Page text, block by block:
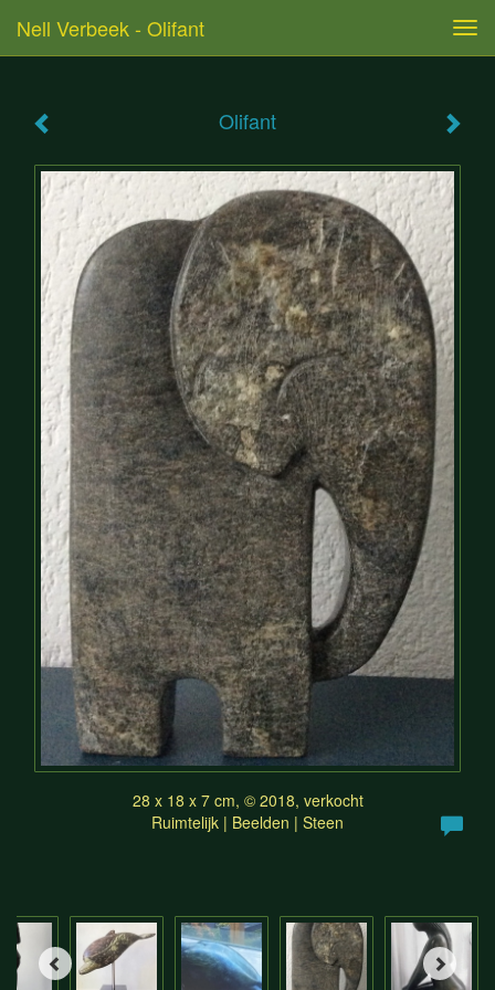
Nell Verbeek - Olifant
Olifant
28 x 18 x 7 cm, © 2018, verkocht
Ruimtelijk | Beelden | Steen